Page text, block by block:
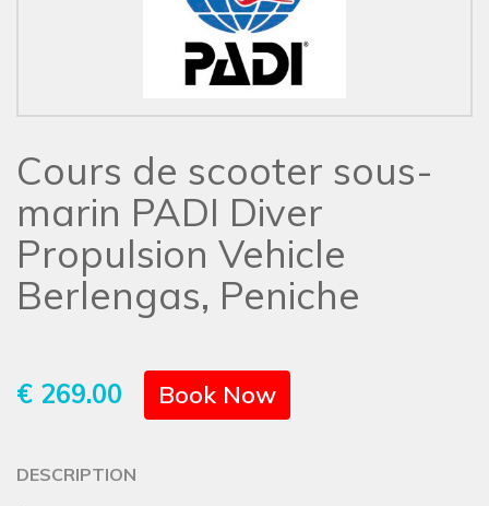
Cours de scooter sous-
marin PADI Diver
Propulsion Vehicle
Berlengas, Peniche
€ 269.00 Book Now
DESCRIPTION